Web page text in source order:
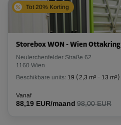
Tot 20% Korting
Storebox WON - Wien Ottakring
Neulerchenfelder Straße 62
1160 Wien
Beschikbare units: 19 (2,3 m² - 13 m²)
Vanaf
88,19 EUR/maand 98,00 EUR